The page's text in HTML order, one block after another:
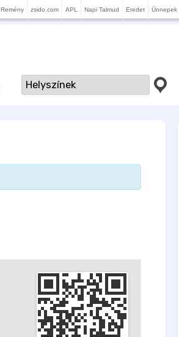
Remény zsido.com APL Napi Talmud Eredet Ünnepek